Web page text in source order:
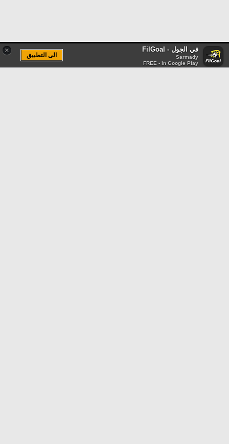
× في الجول - FilGoal
Sarmady
FREE - In Google Play
الى التطبيق